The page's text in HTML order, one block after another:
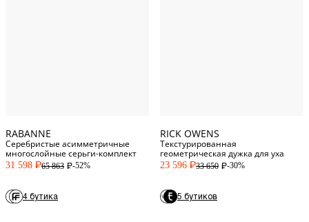
RABANNE
Серебристые асимметричные
многослойные серьги-комплект
31 598 P65 863 P-52%
4 бутика
RICK OWENS
Текстурированная
геометрическая дужка для уха
23 596 P33 650 P-30%
5 бутиков